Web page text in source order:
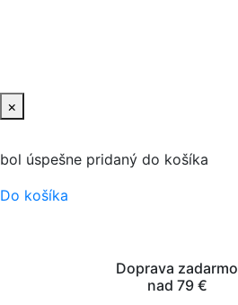
×
bol úspešne pridaný do košíka
Do košíka
Doprava zadarmo
nad 79 €